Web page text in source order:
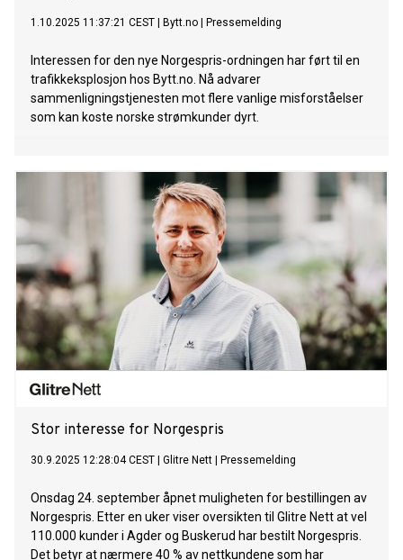
1.10.2025 11:37:21 CEST Bytt.no Pressemelding
Interessen for den nye Norgespris-ordningen har ført til en
trafikkeksplosjon hos Bytt.no. Nå advarer
sammenligningstjenesten mot flere vanlige misforståelser
som kan koste norske strømkunder dyrt.
Stor interesse for Norgespris
30.9.2025 12:28:04 CEST Glitre Nett Pressemelding
Onsdag 24. september åpnet muligheten for bestillingen av
Norgespris. Etter en uker viser oversikten til Glitre Nett at vel
110.000 kunder i Agder og Buskerud har bestilt Norgespris.
Det betyr at nærmere 40 % av nettkundene som har